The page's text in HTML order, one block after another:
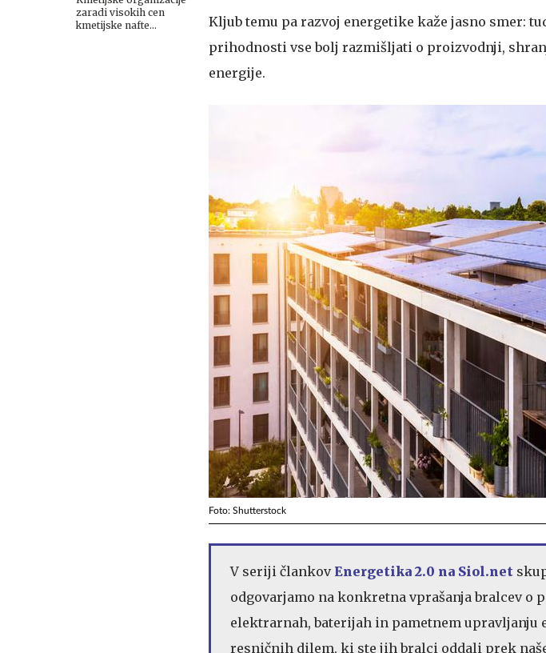
zaradi visokih cen
kmetijske nafte
Kljub temu pa razvoj energetike kaže jasno smer:
prihodnosti vse bolj razmišljati o proizvodnji,
energije.
Foto: Shutterstock
V seriji člankov Energetika 2.0 na Siol.net
odgovarjamo na konkretna vprašanja bralcev o
elektrarnah, baterijah in pametnem upravljanju
resničnih dilem, ki ste jih bralci oddali prek